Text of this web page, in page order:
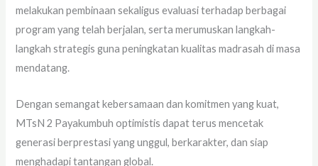
melakukan pembinaan sekaligus evaluasi terhadap berbagai
program yang telah berjalan, serta merumuskan langkah-
langkah strategis guna peningkatan kualitas madrasah di masa
mendatang.
Dengan semangat kebersamaan dan komitmen yang kuat,
MTsN 2 Payakumbuh optimistis dapat terus mencetak
generasi berprestasi yang unggul, berkarakter, dan siap
menghadapi tantangan global.